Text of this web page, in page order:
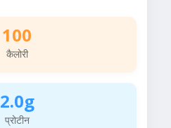
100
कैलोरी
2.0g
प्रोटीन